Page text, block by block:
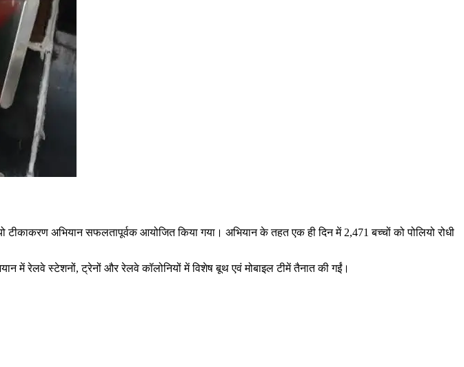
टीकाकरण अभियान सफलतापूर्वक आयोजित किया गया। अभियान के तहत एक ही दिन में 2,471 बच्चों को पोलियो रोधी
में रेलवे स्टेशनों, ट्रेनों और रेलवे कॉलोनियों में विशेष बूथ एवं मोबाइल टीमें तैनात की गईं।